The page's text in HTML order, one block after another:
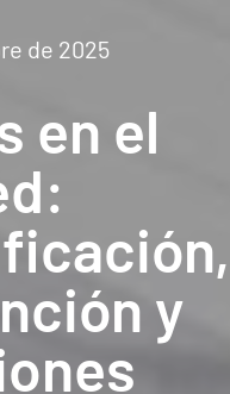
de 2025
en el
y